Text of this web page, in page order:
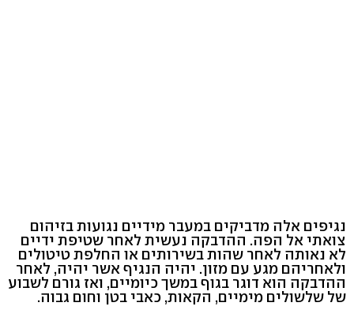
נגיפים אלה מדביקים במעבר מידיים נגועות בזיהום
צואתי אל הפה. ההדבקה נעשית לאחר שטיפת ידיים
לא נאותה לאחר שהות בשירותים או החלפת טיטולים
ולאחריהם מגע עם מזון. יהיה הנגיף אשר יהיה, לאחר
ההדבקה הוא דוגר בגוף במשך כיומיים, ואז גורם לשבוע
של שלשולים מימיים, הקאות, כאבי בטן וחום גבוה.